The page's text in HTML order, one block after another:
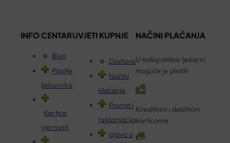
INFO CENTAR
Blog
Pitajte
ljekarnika
Kartice
vjernosti
UVJETI KUPNJE
Dostava
Načini
plaćanja
Povrat i
reklamacija
Izjava o
NAČINI PLAĆANJA
U našoj online ljekarni
moguće je platiti:
Kreditnim i debitnim
karticama